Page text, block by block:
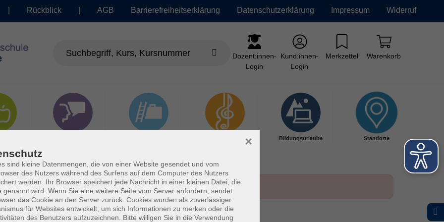
Rückblick AGB Barrierefreiheitserklärung Datenschutzerklärung Impressum Widerruf
Dozent:innen-
Login
Kund:innen-
Login
Merkzettel Warenkorb
Bildungsurlaube Standorte
sind kleine Datenmengen, die von einer Website gesendet und vom
des Nutzers während des Surfens auf dem Computer des Nutzers
werden. Ihr Browser speichert jede Nachricht in einer kleinen Datei, die
genannt wird. Wenn Sie eine weitere Seite vom Server anfordern, sendet
das Cookie an den Server zurück. Cookies wurden als zuverlässiger
für Websites entwickelt, um sich Informationen zu merken oder die
des Benutzers aufzuzeichnen. Bitte willigen Sie in die Verwendung
×